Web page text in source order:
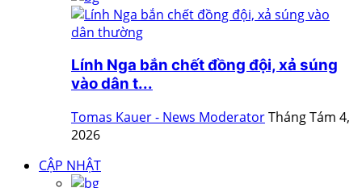
Lính Nga bắn chết đồng đội, xả súng
vào dân t...
Tomas Kauer - News ModeratorTháng Tám 4,
2026
CẬP NHẬT